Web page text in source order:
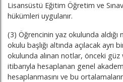
Lisansüstü Eğitim Öğretim ve
hükümleri uygulanır.
(3) Öğrencinin yaz okulunda
okulu başlığı altında açılacak
okulunda alınan notlar, önceki güz
itibarıyla hesaplanan genel
hesaplanmasını ve bu